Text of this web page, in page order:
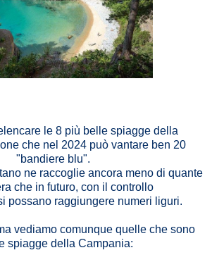
le 8 più belle spiagge della
che nel 2024 può vantare ben 20
"bandiere blu".
ne raccoglie ancora meno di quante
che in futuro, con il controllo
possano raggiungere numeri liguri.
vediamo comunque quelle che sono
spiagge della Campania: